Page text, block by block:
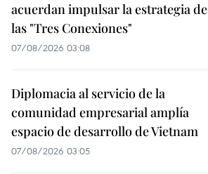
acuerdan impulsar la estrategia de
las "Tres Conexiones"
07/08/2026 03:08
Diplomacia al servicio de la
comunidad empresarial amplía
espacio de desarrollo de Vietnam
07/08/2026 03:05